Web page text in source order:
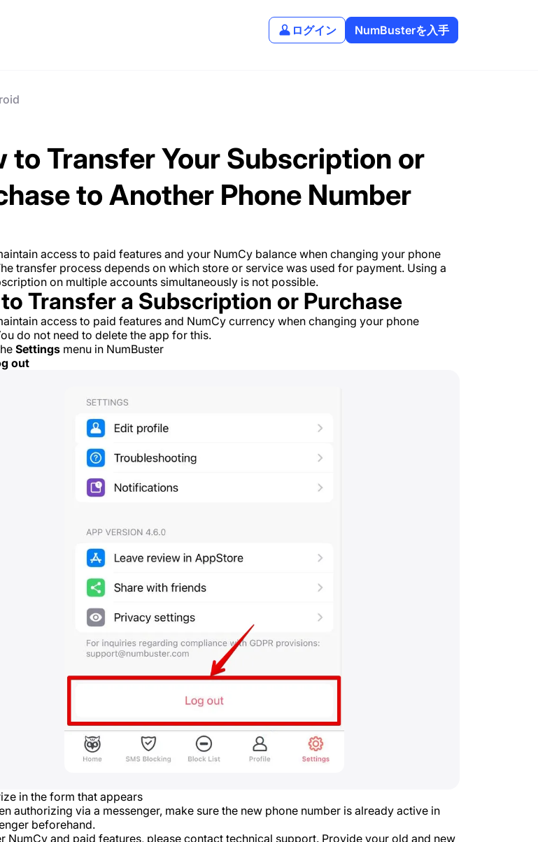
ログイン NumBusterを入手
to Transfer Your Subscription or
to Another Phone Number
access to paid features and your NumCy balance when changing your phone
transfer process depends on which store or service was used for payment. Using a
on multiple accounts simultaneously is not possible.
Transfer a Subscription or Purchase
access to paid features and NumCy currency when changing your phone
do not need to delete the app for this.
Settings menu in NumBuster
out
in the form that appears
authorizing via a messenger, make sure the new phone number is already active in
beforehand.
NumCy and paid features, please contact technical support. Provide your old and new